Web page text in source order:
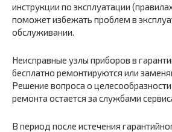
инструкции по эксплуатации
поможет избежать проблем в
обслуживании.
Неисправные узлы приборов в
бесплатно ремонтируются или
Решение вопроса о
ремонта остается за службами
В период после истечения